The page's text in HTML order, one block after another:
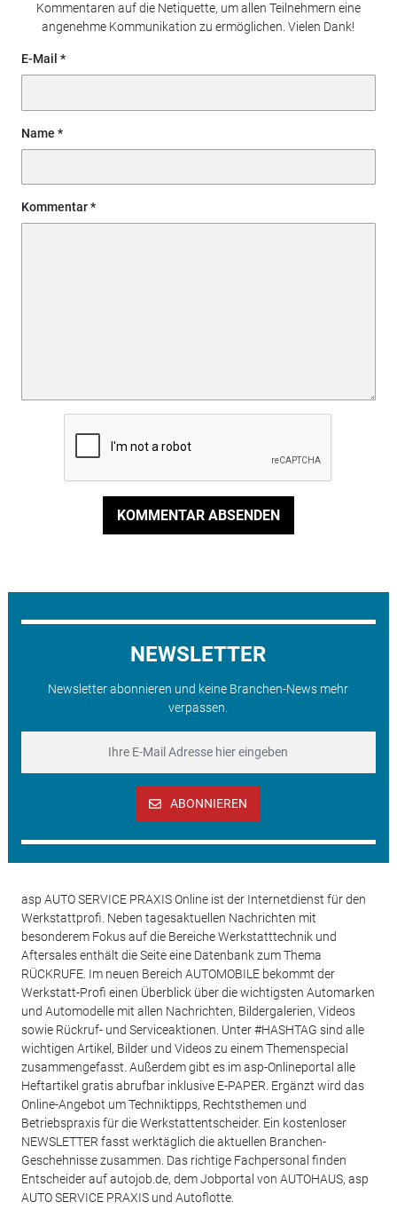
Kommentaren auf die Netiquette, um allen Teilnehmern eine
angenehme Kommunikation zu ermöglichen. Vielen Dank!
E-Mail
Name
Kommentar
KOMMENTAR ABSENDEN
NEWSLETTER
Newsletter abonnieren und keine Branchen-News mehr
verpassen.
ABONNIEREN
asp AUTO SERVICE PRAXIS Online ist der Internetdienst für den
Werkstattprofi. Neben tagesaktuellen Nachrichten mit
besonderem Fokus auf die Bereiche Werkstatttechnik und
Aftersales enthält die Seite eine Datenbank zum Thema
RÜCKRUFE. Im neuen Bereich AUTOMOBILE bekommt der
Werkstatt-Profi einen Überblick über die wichtigsten Automarken
und Automodelle mit allen Nachrichten, Bildergalerien, Videos
sowie Rückruf- und Serviceaktionen. Unter #HASHTAG sind alle
wichtigen Artikel, Bilder und Videos zu einem Themenspecial
zusammengefasst. Außerdem gibt es im asp-Onlineportal alle
Heftartikel gratis abrufbar inklusive E-PAPER. Ergänzt wird das
Online-Angebot um Techniktipps, Rechtsthemen und
Betriebspraxis für die Werkstattentscheider. Ein kostenloser
NEWSLETTER fasst werktäglich die aktuellen Branchen-
Geschehnisse zusammen. Das richtige Fachpersonal finden
Entscheider auf autojob.de, dem Jobportal von AUTOHAUS, asp
AUTO SERVICE PRAXIS und Autoflotte.